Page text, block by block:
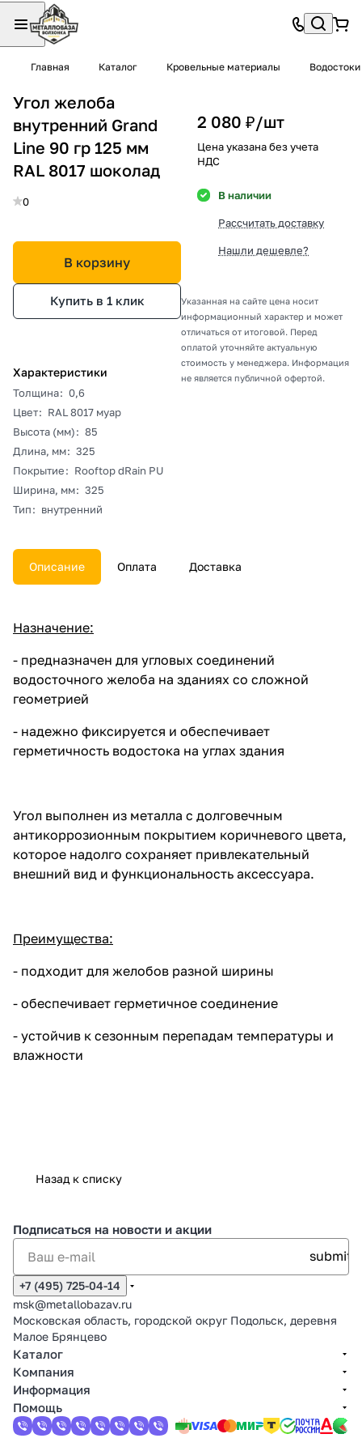
Главная Каталог Кровельные материалы Водостоки
Угол желоба
внутренний Grand
Line 90 гр 125 мм
RAL 8017 шоколад
0
В корзину
Купить в 1 клик
Характеристики
Толщина: 0,6
Цвет: RAL 8017 муар
Высота (мм): 85
Длина, мм: 325
Покрытие: Rooftop dRain PU
Ширина, мм: 325
Тип: внутренний
2 080 ₽/шт
Цена указана без учета
НДС
В наличии
Рассчитать доставку
Нашли дешевле?
Указанная на сайте цена носит
информационный характер и может
отличаться от итоговой. Перед
оплатой уточняйте актуальную
стоимость у менеджера. Информация
не является публичной офертой.
Описание Оплата Доставка
Назначение:
- предназначен для угловых соединений
водосточного желоба на зданиях со сложной
геометрией
- надежно фиксируется и обеспечивает
герметичность водостока на углах здания
Угол выполнен из металла с долговечным
антикоррозионным покрытием коричневого цвета,
которое надолго сохраняет привлекательный
внешний вид и функциональность аксессуара.
Преимущества:
- подходит для желобов разной ширины
- обеспечивает герметичное соединение
- устойчив к сезонным перепадам температуры и
влажности
Назад к списку
Подписаться на новости и акции
+7 (495) 725-04-14
msk@metallobazav.ru
Московская область, городской округ Подольск, деревня
Малое Брянцево
Каталог
Компания
Информация
Помощь